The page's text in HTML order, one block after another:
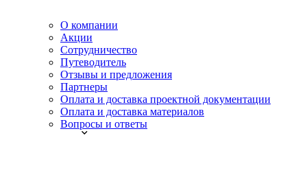
О компании
Акции
Сотрудничество
Путеводитель
Отзывы и предложения
Партнеры
Оплата и доставка проектной документации
Оплата и доставка материалов
Вопросы и ответы